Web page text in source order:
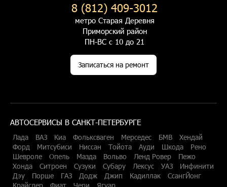
8 (812) 409-3012
метро Старая Деревня
Приморский район
ПН-ВС с 10 до 21
Записаться на ремонт
АВТОСЕРВИСЫ В САНКТ-ПЕТЕРБУРГЕ
Лада ВАЗ Киа Фольксваген Мерседес БМВ
Хендай
Форд
Митсубиси Ниссан Тойота Ауди Шкода
Рено
Шевроле
Опель Мазда Вольво Ленд Ровер
Пежо
Хонда
Ситроен Сузуки Субару Лексус УАЗ
Инфинити
Дэу
Порше ГАЗ Додж Джип Кадиллак
СсангЙонг